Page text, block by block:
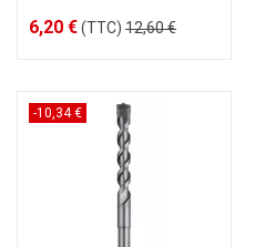
6,20 €(TTC) 12,60 €
-10,34 €